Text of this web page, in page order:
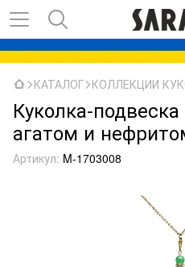
КАТАЛОГ КОЛЛЕКЦИИ
Куколка-
агатом и
Артикул: M-1703008